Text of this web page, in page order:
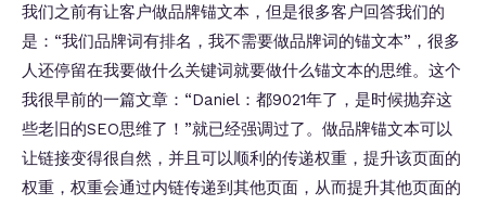
我们之前有让客户做品牌锚文本，但是很多客户回答我们的
是：“我们品牌词有排名，我不需要做品牌词的锚文本”，很多
人还停留在我要做什么关键词就要做什么锚文本的思维。这个
我很早前的一篇文章：“Daniel：都9021年了，是时候抛弃这
些老旧的SEO思维了！”就已经强调过了。做品牌锚文本可以
让链接变得很自然，并且可以顺利的传递权重，提升该页面的
权重，权重会通过内链传递到其他页面，从而提升其他页面的